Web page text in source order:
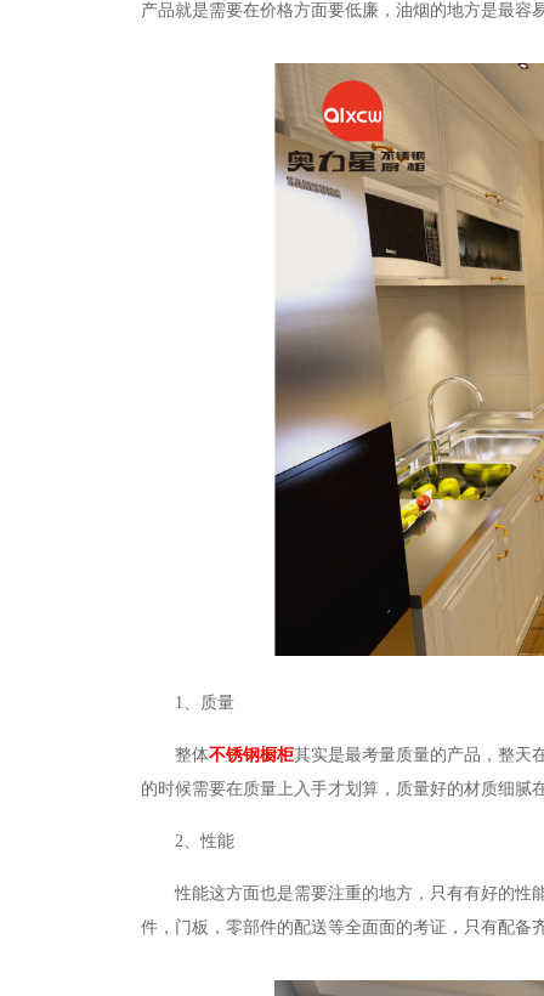
产品就是需要在价格方面要低廉，油烟的地方是最容
1、质量
整体不锈钢橱柜其实是最考量质量的产品，整天
的时候需要在质量上入手才划算，质量好的材质细腻
2、性能
性能这方面也是需要注重的地方，只有有好的性
件，门板，零部件的配送等全面面的考证，只有配